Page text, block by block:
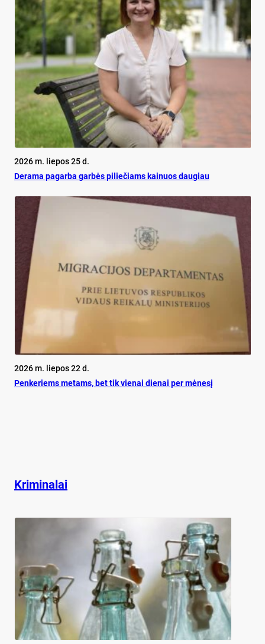
2026 m. liepos 25 d.
De­ra­ma pa­gar­ba gar­bės pi­lie­čiams kai­nuos dau­giau
2026 m. liepos 22 d.
Pen­ke­riems me­tams, bet tik vie­nai die­nai per mė­ne­sį
Kriminalai